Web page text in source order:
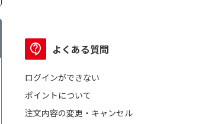
よくある質問
ログインができない
ポイントについて
注文内容の変更・キャンセル